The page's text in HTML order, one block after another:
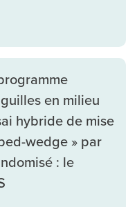
en milieu
hybride de mise
wedge » par
: le